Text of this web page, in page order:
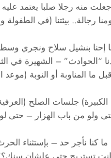
منه رجلا صلبا
بيئتنا (في الطفولة
بنشيل سلاح ونجري
– الشهيرة في
ما المناوبة أو النوبة
جلسات الصلح
ولو من باب الهزار – حتى
نأجر حد – بإستثناء